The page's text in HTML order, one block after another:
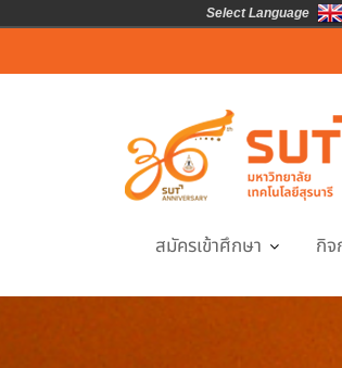
สมัครเข้าศึกษา กิจ
Select Language